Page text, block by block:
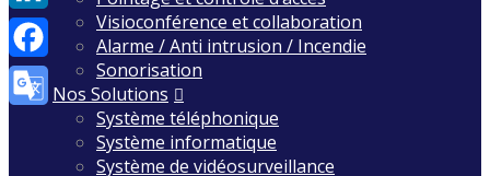
Visioconférence et collaboration
Alarme / Anti intrusion / Incendie
Sonorisation
Nos Solutions
Système téléphonique
Système informatique
Système de vidéosurveillance
LinkedIn
Facebook
Translate